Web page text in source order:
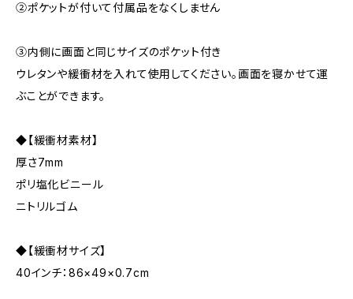
②ポケットが付いて付属品をなくしません
③内側に画面と同じサイズのポケット付き
ウレタンや緩衝材を入れて使用してください。画面を寝かせて運
ぶことができます。
◆【緩衝材素材】
厚さ7mm
ポリ塩化ビニール
ニトリルゴム
◆【緩衝材サイズ】
40インチ：86×49×0.7cm